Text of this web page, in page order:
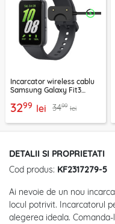
Incarcator wireless cablu
Samsung Galaxy Fit3
3299 lei 3499 lei
DETALII SI PROPRIETATI
Cod produs: KF2317279-5
Ai nevoie de un nou
locul potrivit. Incarcatorul
alegerea ideala. Comanda-